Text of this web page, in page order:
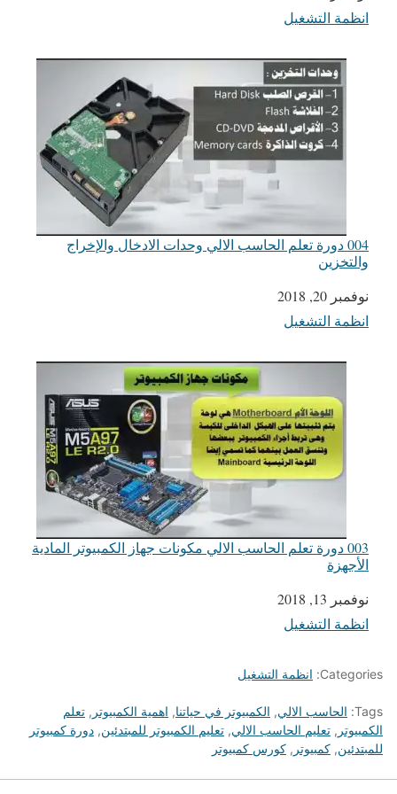
في ما يتعلق بما يأتي
انظمة التشغيل
004 دورة تعلم الحاسب الالي وحدات الادخال والإخراج
والتخزين
التاريخ
نوفمبر 20, 2018
في ما يتعلق بما يأتي
انظمة التشغيل
003 دورة تعلم الحاسب الالي مكونات جهاز الكمبيوتر المادية
الأجهزة
التاريخ
نوفمبر 13, 2018
في ما يتعلق بما يأتي
انظمة التشغيل
Categories: انظمة التشغيل
Tags: الحاسب الالي, الكمبيوتر في حياتنا, اهمية الكمبيوتر , تعلم
الكمبيوتر , تعليم الحاسب الالي, تعليم الكمبيوتر للمبتدئين, دورة كمبيوتر
للمبتدئين, كمبيوتر , كورس كمبيوتر